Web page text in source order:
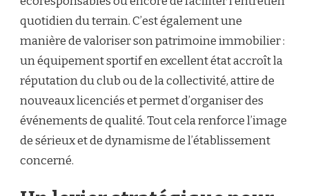
quotidien du terrain. C’est également une
manière de valoriser son patrimoine immobilier :
un équipement sportif en excellent état accroît la
réputation du club ou de la collectivité, attire de
nouveaux licenciés et permet d’organiser des
événements de qualité. Tout cela renforce l’image
de sérieux et de dynamisme de l’établissement
concerné.